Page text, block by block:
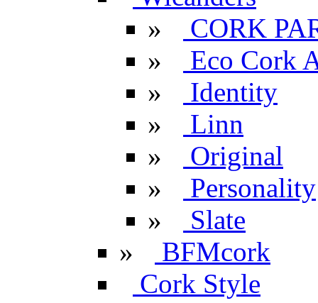
»
CORK
»
Eco Cork
»
Identity
»
Linn
»
Original
»
Personality
»
Slate
»
BFMcork
Cork Style